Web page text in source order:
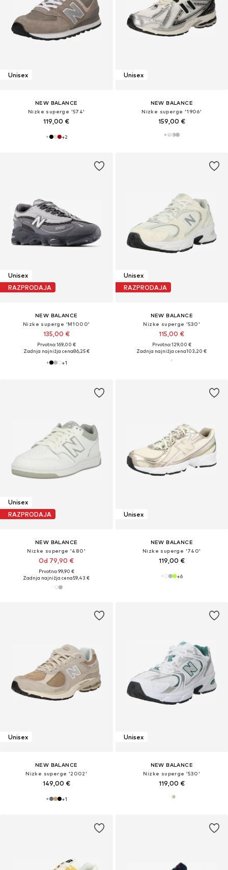
Unisex
NEW BALANCE
Nizke superge '574'
119,00 €
+2
Unisex
NEW BALANCE
Nizke superge '1906'
159,00 €
Unisex
RAZPRODAJA
NEW BALANCE
Nizke superge 'M1000'
135,00 €
Prvotno: 169,00 €
Zadnja najnižja cena86,25 €
+1
Unisex
RAZPRODAJA
NEW BALANCE
Nizke superge '530'
115,00 €
Prvotno: 129,00 €
Zadnja najnižja cena103,20 €
Unisex
RAZPRODAJA
NEW BALANCE
Nizke superge '480'
Od 79,90 €
Prvotno: 99,90 €
Zadnja najnižja cena59,43 €
Unisex
NEW BALANCE
Nizke superge '740'
119,00 €
+6
Unisex
NEW BALANCE
Nizke superge '2002'
149,00 €
+1
Unisex
NEW BALANCE
Nizke superge '530'
119,00 €